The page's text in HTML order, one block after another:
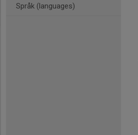
Språk (languages)